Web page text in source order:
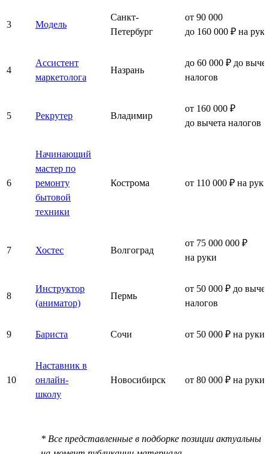
3 Модель
Санкт-
Петербург
от 90 000
до 160 000 ₽ на
4
Ассистент
маркетолога
Назрань
до 60 000 ₽ до
налогов
5 Рекрутер Владимир
от 160 000 ₽
до вычета налогов
6
Начинающий
мастер по
ремонту
бытовой
техники
Кострома от 110 000 ₽ на руки
7 Хостес Волгоград
от 75 000 000 ₽
на руки
8
Инструктор
(аниматор)
Пермь
от 50 000 ₽ до
налогов
9 Бариста Сочи от 50 000 ₽ на руки
10
Наставник в
онлайн-
школу
Новосибирск от 80 000 ₽ на руки
* Все представленные в подборке позиции актуальны